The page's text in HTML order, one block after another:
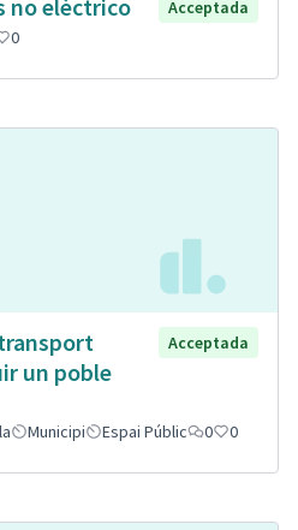
no elèctrico
Acceptada
0
un poble
Acceptada
Municipi Espai Públic 0 0